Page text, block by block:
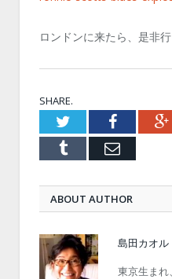
ロンドンに来たら、是非
SHARE.
TwitterFacebook
Tumblr Email
ABOUT AUTHOR
島田カオル
東京生ま